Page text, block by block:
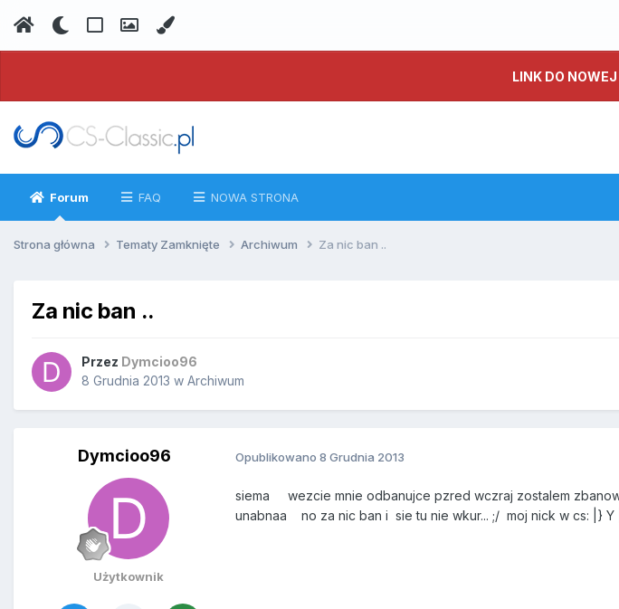
LINK DO
Forum FAQ NOWA STRONA
Strona główna Tematy Zamknięte Archiwum Za nic ban ..
Za nic ban ..
Przez Dymcioo96
8 Grudnia 2013 w Archiwum
Dymcioo96
Użytkownik
Opublikowano 8 Grudnia 2013
siema wezcie mnie odbanujce pzred wczraj zostalem
unabnaa no za nic ban i sie tu nie wkur... ;/ moj nick w cs: